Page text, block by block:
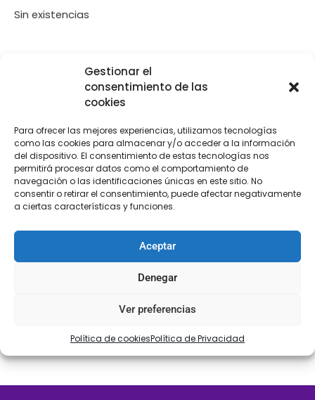
Gestionar el
consentimiento de las
cookies
Para ofrecer las mejores experiencias, utilizamos tecnologías
como las cookies para almacenar y/o acceder a la información
del dispositivo. El consentimiento de estas tecnologías nos
permitirá procesar datos como el comportamiento de
navegación o las identificaciones únicas en este sitio. No
consentir o retirar el consentimiento, puede afectar negativamente
a ciertas características y funciones.
Aceptar
Denegar
Ver preferencias
Política de cookiesPolítica de Privacidad
Sin existencias
COMPRA
SEGURA
ENVÍO 24-48H TIENDA FÍSICA
Descripción
Azul y centro rojo 0001